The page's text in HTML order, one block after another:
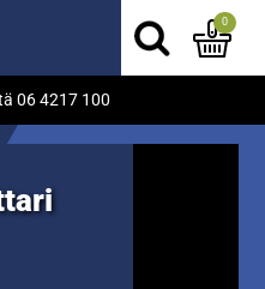
06 4217 100
0